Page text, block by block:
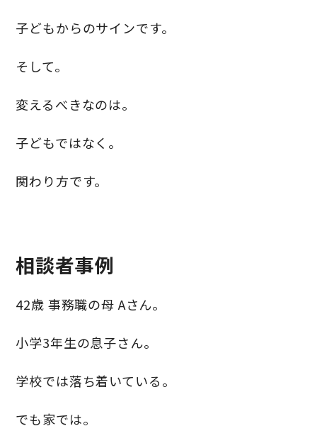
子どもからのサインです。
そして。
変えるべきなのは。
子どもではなく。
関わり方です。
相談者事例
42歳 事務職の母 Aさん。
小学3年生の息子さん。
学校では落ち着いている。
でも家では。